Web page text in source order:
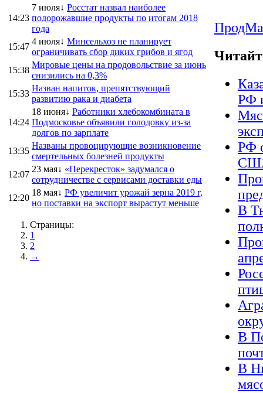
14:23
7 июля↓ Росстат назвал наиболее
подорожавшие продукты по итогам 2018
года
15:47
4 июля↓ Минсельхоз не планирует
ограничивать сбор диких грибов и ягод
15:38
Мировые цены на продовольствие за июнь
снизились на 0,3%
15:33
Назван напиток, препятствующий
развитию рака и диабета
14:24
18 июня↓ Работники хлебокомбината в
Подмосковье объявили голодовку из-за
долгов по зарплате
13:35
Названы провоцирующие возникновение
смертельных болезней продукты
12:07
23 мая↓ «Перекресток» задумался о
сотрудничестве с сервисами доставки еды
12:20
18 мая↓ РФ увеличит урожай зерна 2019 г,
но поставки на экспорт вырастут меньше
Страницы:
1
2
→
РФ
РФ
В
В
В